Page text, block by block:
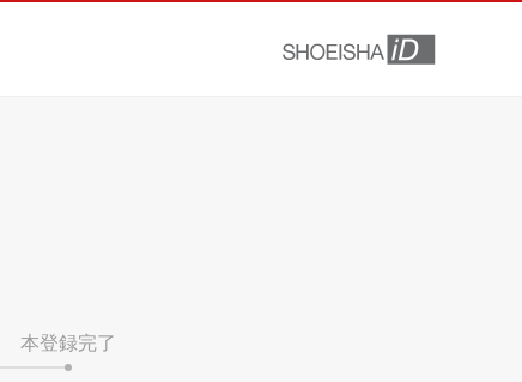
本登録完了